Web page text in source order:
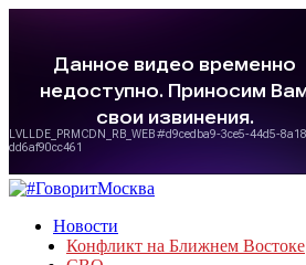
Новости
Конфликт на Ближнем Востоке